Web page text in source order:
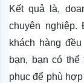
Kết quả là,
chuyên
khách hàng
bạn, bạn có
phục để phù